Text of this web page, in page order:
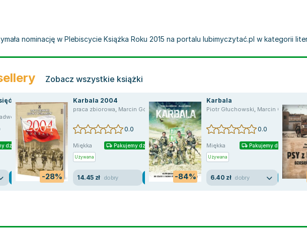
nominację w Plebiscycie Książka Roku 2015 na portalu lubimyczytać.pl w kategorii
Zobacz wszystkie książki
dzisiaj
-28%
Karbala 2004
praca zbiorowa, Marcin Górka
0.0
Miękka Pakujemy dzisiaj
Używana
14.45 zł dobry -84%
Karbala
Piotr Głuchowski, Marcin Górka
0.0
Miękka Pakujemy dzisiaj
Używana
6.40 zł dobry